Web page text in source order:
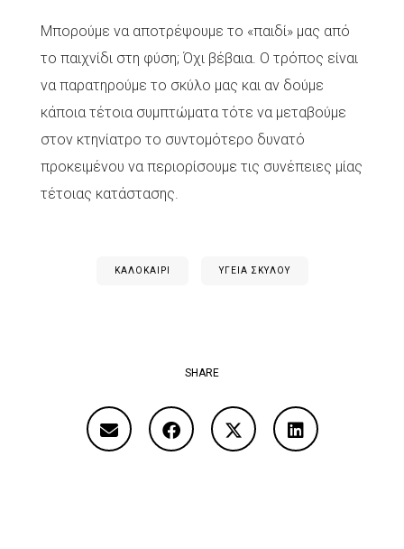
Μπορούμε να αποτρέψουμε το «παιδί» μας από
το παιχνίδι στη φύση; Όχι βέβαια. Ο τρόπος είναι
να παρατηρούμε το σκύλο μας και αν δούμε
κάποια τέτοια συμπτώματα τότε να μεταβούμε
στον κτηνίατρο το συντομότερο δυνατό
προκειμένου να περιορίσουμε τις συνέπειες μίας
τέτοιας κατάστασης.
ΚΑΛΟΚΑΊΡΙ ΥΓΕΊΑ ΣΚΎΛΟΥ
SHARE